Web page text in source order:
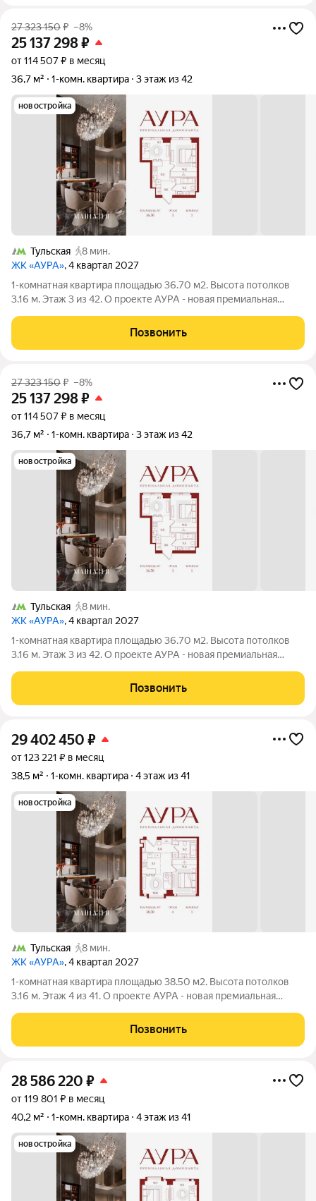
27 323 150₽ –8%
25 137 298₽
от 114 507 ₽ в месяц
36,7 м²
1-комн. квартира 3 этаж из 42
новостройка
Тульская
8 мин.
ЖК «АУРА», 4 квартал 2027
1-комнатная квартира площадью 36.70 м2. Высота потолков
3.16 м. Этаж 3 из 42. О проекте АУРА - новая премиальная
состоит из 42-этажной Бронзовой башни и 41-этажной
Серебряной. Рядом расположены
Позвонить
27 323 150₽ –8%
25 137 298₽
от 114 507 ₽ в месяц
36,7 м²
1-комн. квартира 3 этаж из 42
новостройка
Тульская
8 мин.
ЖК «АУРА», 4 квартал 2027
1-комнатная квартира площадью 36.70 м2. Высота потолков
3.16 м. Этаж 3 из 42. О проекте АУРА - новая премиальная
состоит из 42-этажной Бронзовой башни и 41-этажной
Серебряной. Рядом расположены
Позвонить
29 402 450 ₽
от 123 221 ₽ в месяц
38,5 м²
1-комн. квартира 4 этаж из 41
новостройка
Тульская
8 мин.
ЖК «АУРА», 4 квартал 2027
1-комнатная квартира площадью 38.50 м2. Высота потолков
3.16 м. Этаж 4 из 41. О проекте АУРА - новая премиальная
состоит из 42-этажной Бронзовой башни и 41-этажной
Серебряной. Рядом расположены
Позвонить
28 586 220 ₽
от 119 801 ₽ в месяц
40,2 м²
1-комн. квартира 4 этаж из 41
новостройка